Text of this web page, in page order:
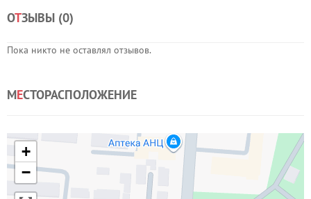
ОТЗЫВЫ (0)
Пока никто не оставлял отзывов.
МЕСТОРАСПОЛОЖЕНИЕ
+
−